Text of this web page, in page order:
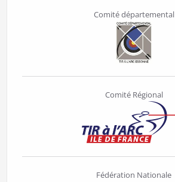
Comité départemental
Comité Régional
Fédération Nationale